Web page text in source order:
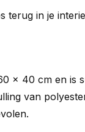
terug in je
x 40 cm en is
van